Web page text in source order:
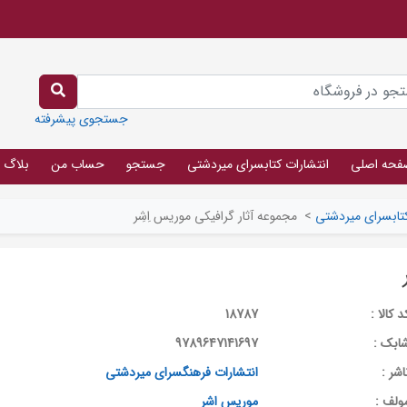
جستجوی پیشرفته
اصلی انتشارات کتابسرای میردشتی جستجو حساب من بلاگ
میردشتی > مجموعه آثار گرافیکی موریس اِشِر
کالا :
18787
:
9789647141697
:
انتشارات فرهنگسرای میردشتی
:
موریس اشر